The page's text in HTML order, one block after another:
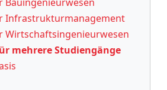
Infrastrukturmanagement
Wirtschaftsingenieurwesen
mehrere Studiengänge